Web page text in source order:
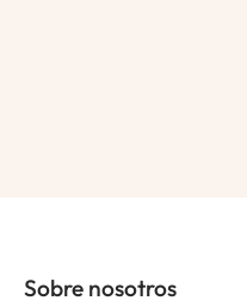
Sobre nosotros